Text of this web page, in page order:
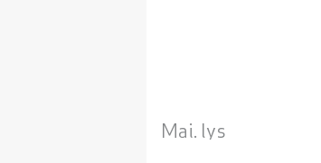
Mai. lys